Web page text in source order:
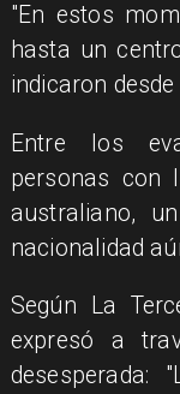
"En estos
hasta un
indicaron
Entre los
personas con
australiano,
nacionalidad
Según La
expresó a
desesperada: